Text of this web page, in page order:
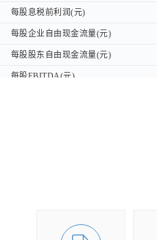
每股息税前利润(元)
每股企业自由现金流量(元)
每股股东自由现金流量(元)
每股EBITDA(元)
每股息税前利润(元)
每股企业自由现金流量(元)
每股股东自由现金流量(元)
每股EBITDA(元)